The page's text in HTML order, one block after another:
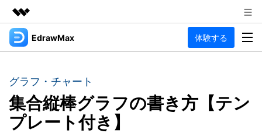
製品
ユーティリティ
概要
ソリューション
企業情報
プラン＆価格
EdrawMax 体験する
EdrawMax
多用途の作図ソフトウェア
作図種類
図面作成
グラフ・チャート
集合縦棒グラフの書き方【テン
プレート付き】